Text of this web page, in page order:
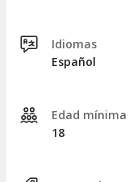
Idiomas
Español
Edad mínima
18